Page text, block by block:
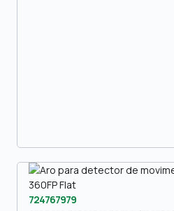
724767979